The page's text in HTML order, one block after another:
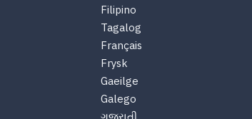
Filipino
Tagalog
Français
Frysk
Gaeilge
Galego